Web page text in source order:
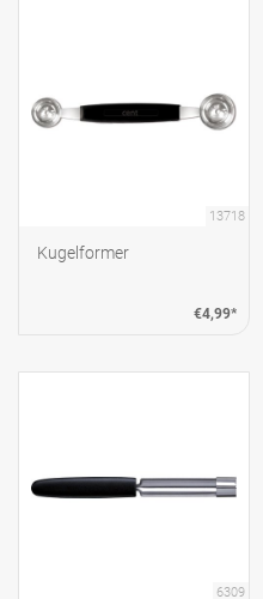
13718
Kugelformer
€4,99*
6309